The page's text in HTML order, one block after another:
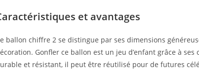
et avantages
ballon chiffre 2 se distingue par ses dimensions
Gonfler ce ballon est un jeu d’enfant grâce à
et résistant, il peut être réutilisé pour de futures